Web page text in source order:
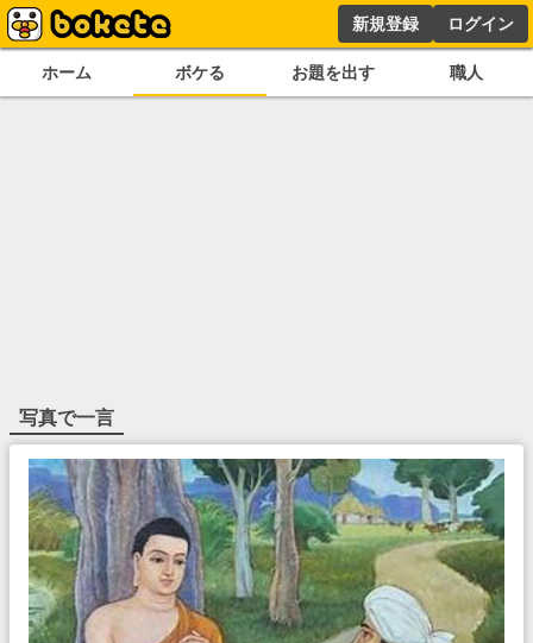
新規登録 ログイン
ホーム ボケる お題を出す 職人
写真で一言